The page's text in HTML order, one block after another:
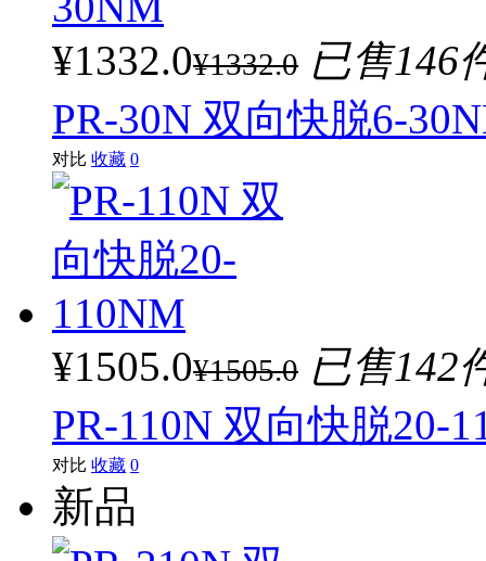
¥1332.0¥1332.0 已售146
PR-30N 双向快脱6-
对比 收藏 0
¥1505.0¥1505.0 已售142
PR-110N 双向快脱20-
对比 收藏 0
新品